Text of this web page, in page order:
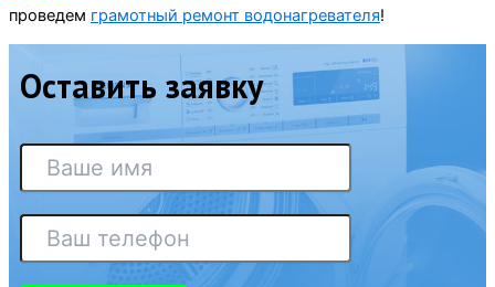
проведем грамотный ремонт водонагревателя!
Оставить заявку